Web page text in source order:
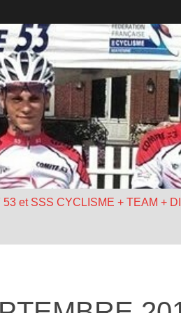
53 et SSS CYCLISME + TEAM +